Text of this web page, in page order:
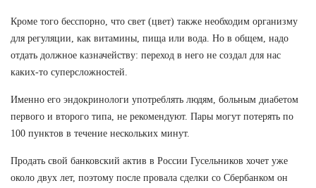
Кроме того бесспорно, что свет (цвет) также необходим организму
для регуляции, как витамины, пища или вода. Но в общем, надо
отдать должное казначейству: переход в него не создал для нас
каких-то суперсложностей.
Именно его эндокринологи употреблять людям, больным диабетом
первого и второго типа, не рекомендуют. Пары могут потерять по
100 пунктов в течение нескольких минут.
Продать свой банковский актив в России Гусельников хочет уже
около двух лет, поэтому после провала сделки со Сбербанком он